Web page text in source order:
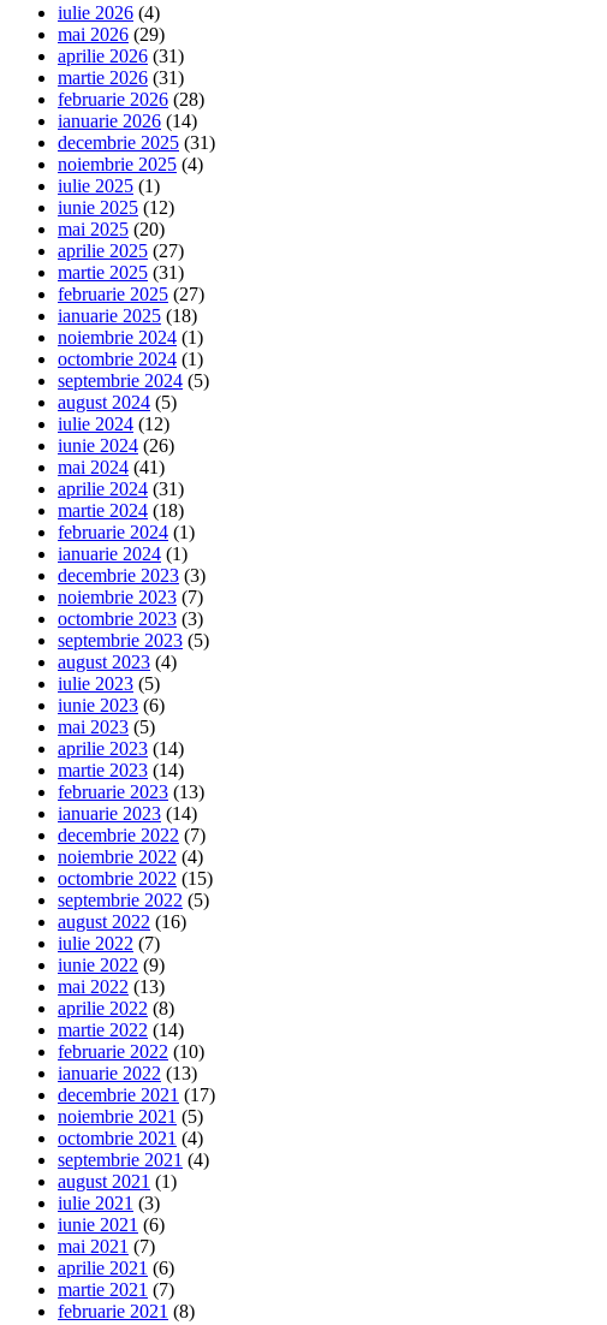
iulie 2026 (4)
mai 2026 (29)
aprilie 2026 (31)
martie 2026 (31)
februarie 2026 (28)
ianuarie 2026 (14)
decembrie 2025 (31)
noiembrie 2025 (4)
iulie 2025 (1)
iunie 2025 (12)
mai 2025 (20)
aprilie 2025 (27)
martie 2025 (31)
februarie 2025 (27)
ianuarie 2025 (18)
noiembrie 2024 (1)
octombrie 2024 (1)
septembrie 2024 (5)
august 2024 (5)
iulie 2024 (12)
iunie 2024 (26)
mai 2024 (41)
aprilie 2024 (31)
martie 2024 (18)
februarie 2024 (1)
ianuarie 2024 (1)
decembrie 2023 (3)
noiembrie 2023 (7)
octombrie 2023 (3)
septembrie 2023 (5)
august 2023 (4)
iulie 2023 (5)
iunie 2023 (6)
mai 2023 (5)
aprilie 2023 (14)
martie 2023 (14)
februarie 2023 (13)
ianuarie 2023 (14)
decembrie 2022 (7)
noiembrie 2022 (4)
octombrie 2022 (15)
septembrie 2022 (5)
august 2022 (16)
iulie 2022 (7)
iunie 2022 (9)
mai 2022 (13)
aprilie 2022 (8)
martie 2022 (14)
februarie 2022 (10)
ianuarie 2022 (13)
decembrie 2021 (17)
noiembrie 2021 (5)
octombrie 2021 (4)
septembrie 2021 (4)
august 2021 (1)
iulie 2021 (3)
iunie 2021 (6)
mai 2021 (7)
aprilie 2021 (6)
martie 2021 (7)
februarie 2021 (8)